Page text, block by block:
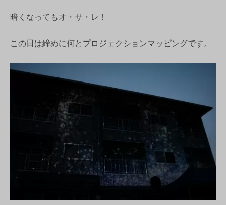
暗くなってもオ・サ・レ！
この日は締めに何とプロジェクションマッピングです。